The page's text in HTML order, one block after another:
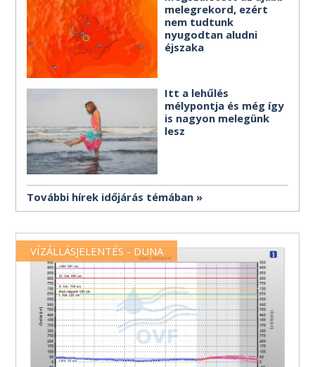
melegrekord, ezért
nem tudtunk
nyugodtan aludni
éjszaka
Itt a lehűlés
mélypontja és még így
is nagyon melegünk
lesz
További hírek időjárás témában
VÍZÁLLÁSJELENTÉS - DUNA